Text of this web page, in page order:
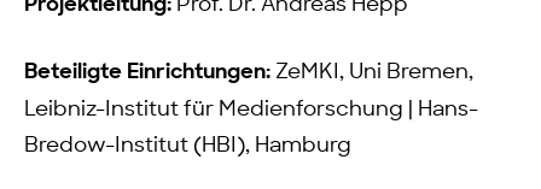
Projektleitung: Prof. Dr. Andreas Hepp
Beteiligte Einrichtungen: ZeMKI, Uni Bremen,
Leibniz-Institut für Medienforschung | Hans-
Bredow-Institut (HBI), Hamburg